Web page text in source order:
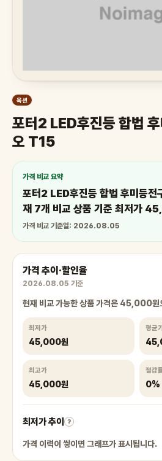
옥션
포터2 LED후진등 합법 후
오 T15
가격 비교 요약
포터2 LED후진등 합법 후미등전
재 7개 비교 상품 기준 최저가
가격 비교 기준일: 2026.08.05
가격 추이·할인율
2026.08.05 기준
현재 비교 가능한 상품 가격은 45,000원
최저가
45,000원
평균
최고가
45,000원
절감
0%
최저가 추이 ?
가격 이력이 쌓이면 그래프가 표시됩니다.